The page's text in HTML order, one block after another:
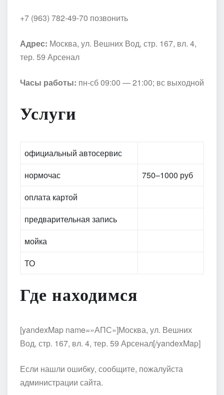
+7 (963) 782-49-70 позвонить
Адрес: Москва, ул. Вешних Вод, стр. 167, вл. 4,
тер. 59 Арсенал
Часы работы: пн-сб 09:00 — 21:00; вс выходной
Услуги
официальный автосервис
нормочас
750–1000 руб
оплата картой
предварительная запись
мойка
ТО
Где находимся
[yandexMap name=»АПС»]Москва, ул. Вешних
Вод, стр. 167, вл. 4, тер. 59 Арсенал[/yandexMap]
Если нашли ошибку, сообщите, пожалуйста
администрации сайта.